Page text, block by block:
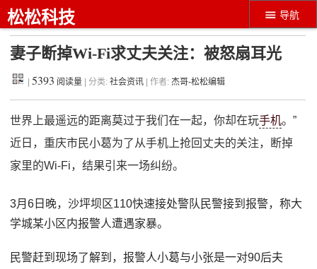
导航
松松科技
妻子断掉Wi-Fi求丈夫关注：被怒扇耳光
|5393 阅读量 | 分类:社会资讯 | 作者:杰哥-松松编辑
世界上最遥远的距离莫过于我们在一起，你却在玩手机。”
近日，重庆市民小葛为了从手机上抢回丈夫的关注，断掉
家里的Wi-Fi，结果引来一场纠纷。
3月6日晚，沙坪坝区110快速接处警队民警接到报警，称大
学城某小区内报警人遭遇家暴。
民警赶到现场了解到，报警人小葛与小张是一对90后夫